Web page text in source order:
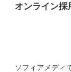
オンライン採
ソフィアメディ